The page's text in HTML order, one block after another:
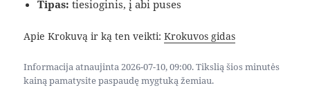
Tipas: tiesioginis, į abi puses
Apie Krokuvą ir ką ten veikti:Krokuvos gidas
Informacija atnaujinta 2026-07-10, 09:00. Tikslią šios minutės
kainą pamatysite paspaudę mygtuką žemiau.